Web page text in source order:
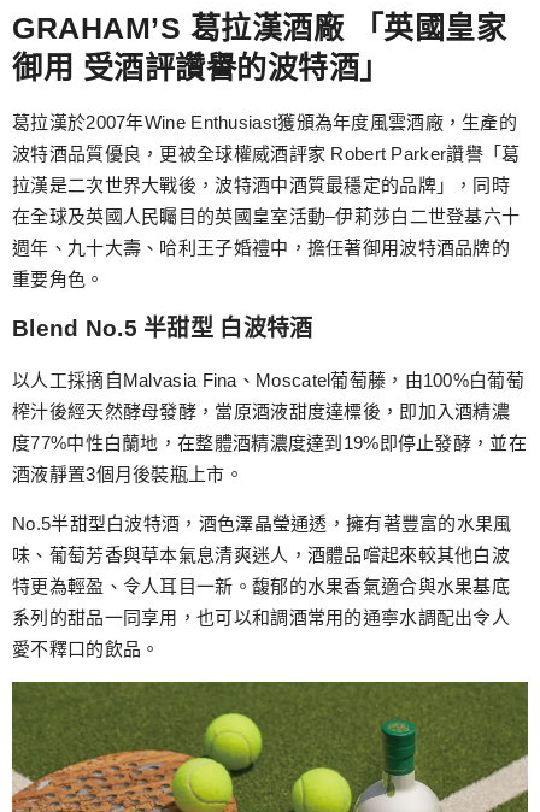
GRAHAM’S 葛拉漢酒廠 「英國皇家
御用 受酒評讚譽的波特酒」
葛拉漢於2007年Wine Enthusiast獲頒為年度風雲酒廠，生產的
波特酒品質優良，更被全球權威酒評家 Robert Parker讚譽「葛
拉漢是二次世界大戰後，波特酒中酒質最穩定的品牌」，同時
在全球及英國人民矚目的英國皇室活動–伊莉莎白二世登基六十
週年、九十大壽、哈利王子婚禮中，擔任著御用波特酒品牌的
重要角色。
Blend No.5 半甜型 白波特酒
以人工採摘自Malvasia Fina、Moscatel葡萄藤，由100%白葡萄
榨汁後經天然酵母發酵，當原酒液甜度達標後，即加入酒精濃
度77%中性白蘭地，在整體酒精濃度達到19%即停止發酵，並在
酒液靜置3個月後裝瓶上市。
No.5半甜型白波特酒，酒色澤晶瑩通透，擁有著豐富的水果風
味、葡萄芳香與草本氣息清爽迷人，酒體品嚐起來較其他白波
特更為輕盈、令人耳目一新。馥郁的水果香氣適合與水果基底
系列的甜品一同享用，也可以和調酒常用的通寧水調配出令人
愛不釋口的飲品。